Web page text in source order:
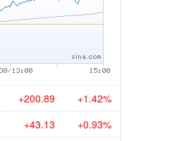
+200.89 +1.42%
+43.13 +0.93%